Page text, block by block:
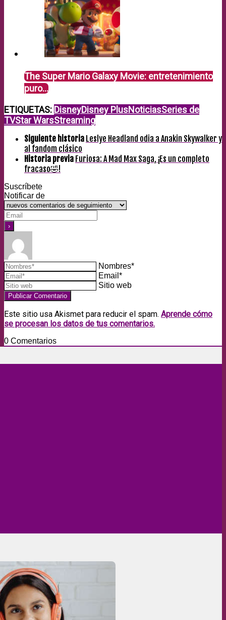
The Super Mario Galaxy Movie: entretenimiento
puro…
ETIQUETAS: DisneyDisney PlusNoticiasSeries de
TVStar WarsStreaming
Siguiente historia Leslye Headland odia a Anakin Skywalker y
al fandom clásico
Historia previa Furiosa: A Mad Max Saga, ¡Es un completo
fracaso🤣!
Suscríbete
Notificar de
Nombres*
Email*
Sitio web
Este sitio usa Akismet para reducir el spam. Aprende cómo
se procesan los datos de tus comentarios.
0 Comentarios